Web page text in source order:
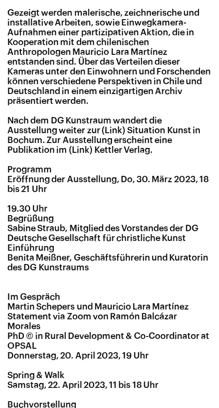
Gezeigt werden malerische, zeichnerische und
installative Arbeiten, sowie Einwegkamera-
Aufnahmen einer partizipativen Aktion, die in
Kooperation mit dem chilenischen
Anthropologen Mauricio Lara Martínez
entstanden sind. Über das Verteilen dieser
Kameras unter den Einwohnern und Forschenden
können verschiedene Perspektiven in Chile und
Deutschland in einem einzigartigen Archiv
präsentiert werden.
Nach dem DG Kunstraum wandert die
Ausstellung weiter zur
Situation Kunst in
Bochum. Zur Ausstellung erscheint eine
Publikation im
Kettler Verlag.
Programm
Eröffnung der Ausstellung, Do, 30. März 2023, 18
bis 21 Uhr
19.30 Uhr
Begrüßung
Sabine Straub, Mitglied des Vorstandes der DG
Deutsche Gesellschaft für christliche Kunst
Einführung
Benita Meißner, Geschäftsführerin und Kuratorin
des DG Kunstraums
Im Gespräch
Martin Schepers und Mauricio Lara Martínez
Statement via Zoom von Ramón Balcázar
Morales
PhD © in Rural Development & Co-Coordinator at
OPSAL
Donnerstag, 20. April 2023, 19 Uhr
Spring & Walk
Samstag, 22. April 2023, 11 bis 18 Uhr
Buchvorstellung